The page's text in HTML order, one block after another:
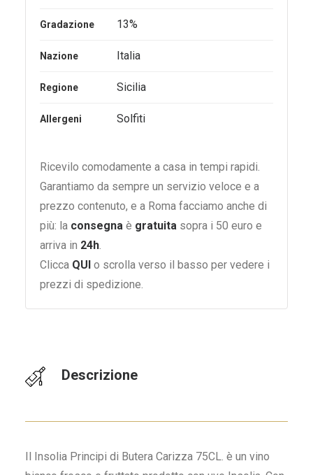
Gradazione 13%
Nazione Italia
Regione Sicilia
Allergeni Solfiti
Ricevilo comodamente a casa in tempi rapidi.
Garantiamo da sempre un servizio veloce e a
prezzo contenuto, e a Roma facciamo anche di
più: la consegna è gratuita sopra i 50 euro e
arriva in 24h.
Clicca QUI o scrolla verso il basso per vedere i
prezzi di spedizione.
Descrizione
Il Insolia Principi di Butera Carizza 75CL. è un vino